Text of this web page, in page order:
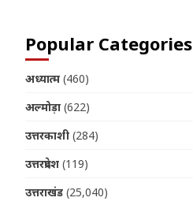
Popular Categories
अध्यात्म (460)
अल्मोड़ा (622)
उत्तरकाशी (284)
उत्तरप्रदेश (119)
उत्तराखंड (25,040)